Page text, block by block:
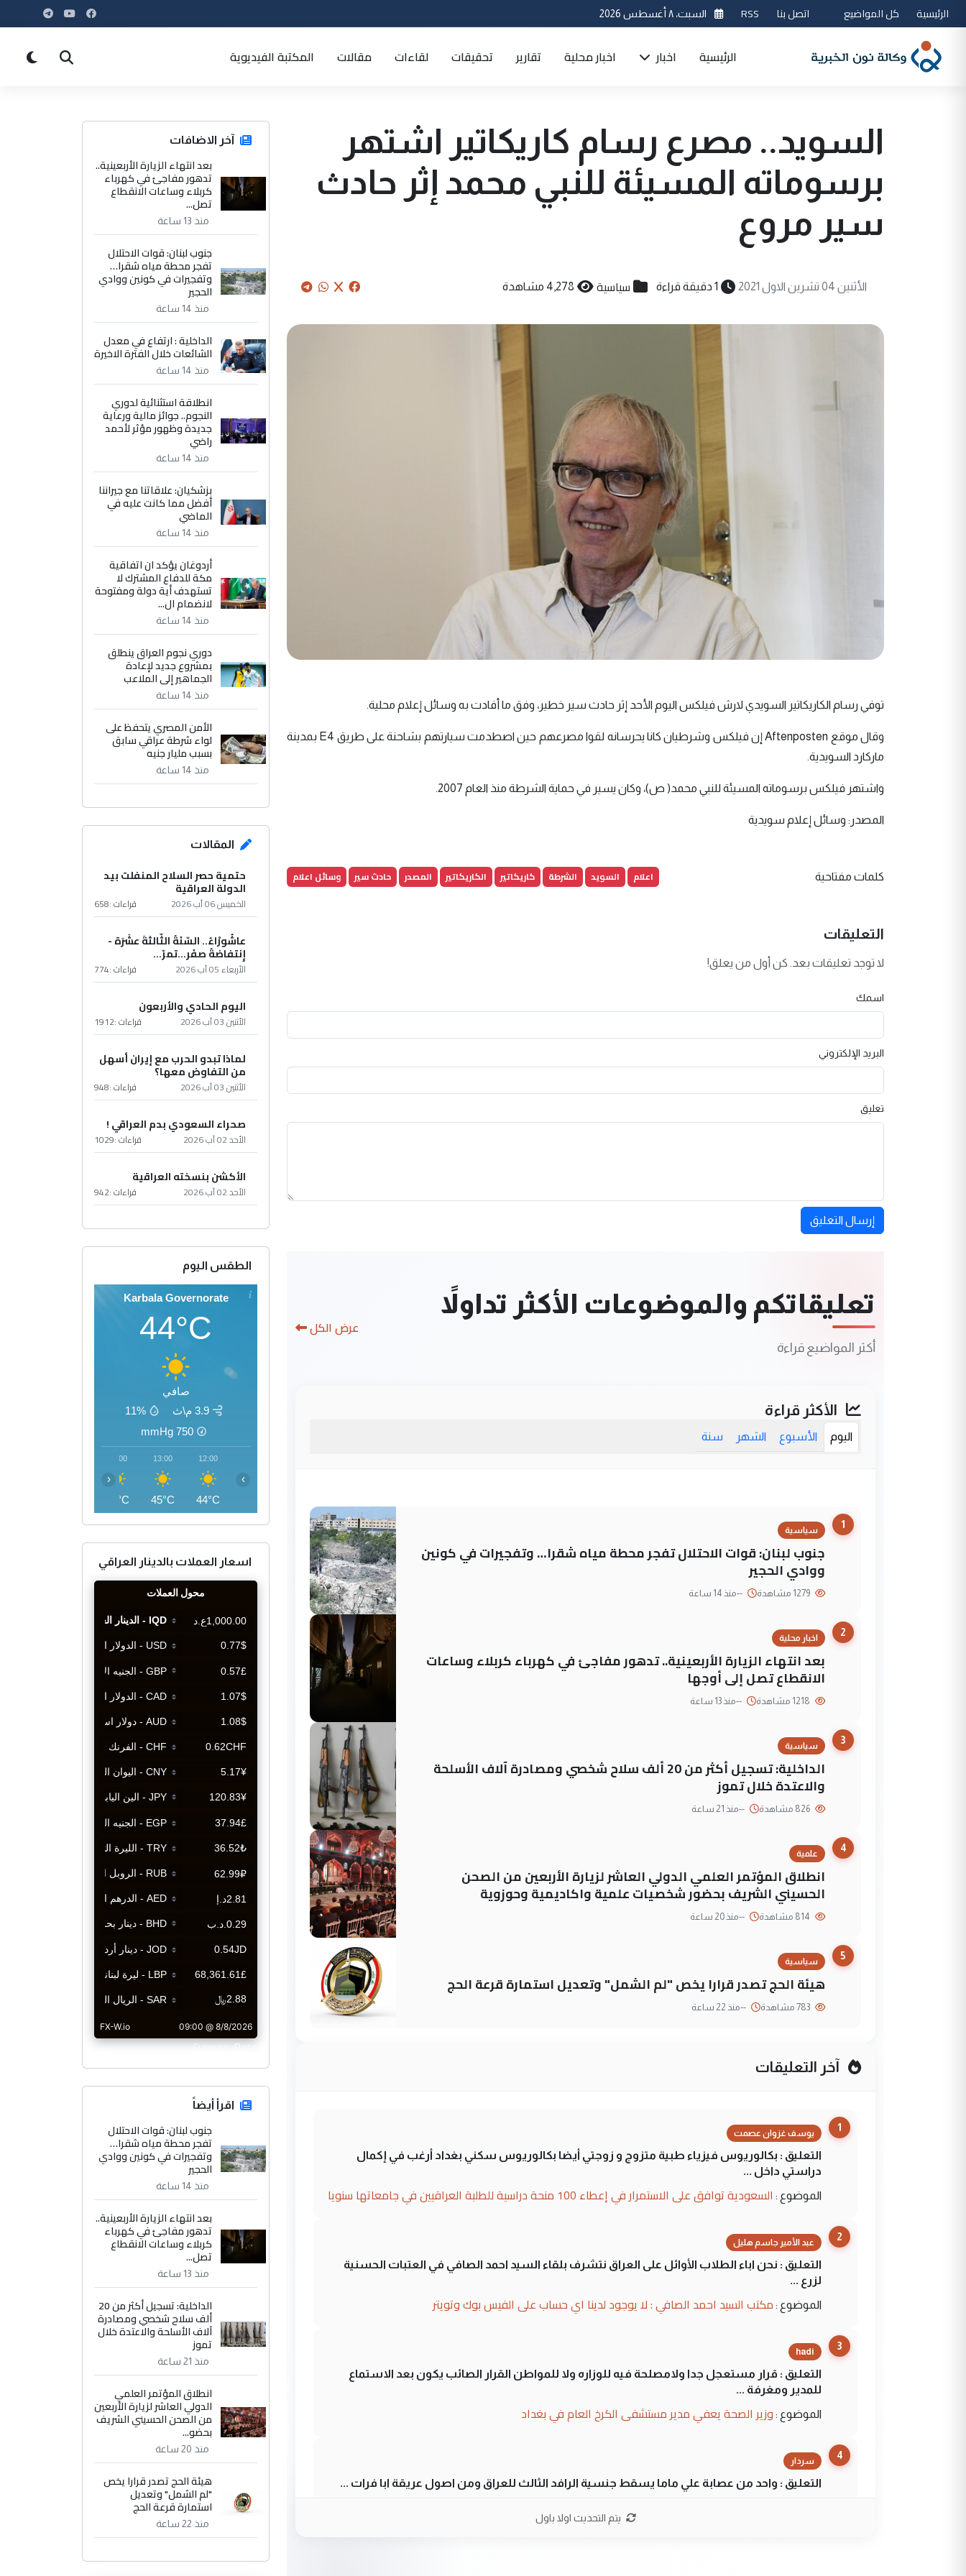
الرئيسية كل المواضيع اتصل بنا RSS السبت، ٨ أغسطس 2026
الرئيسية اخبار اخبار محلية تقارير تحقيقات لقاءات مقالات المكتبة الفيديوية
السويد.. مصرع رسام كاريكاتير اشتهر
برسوماته المسيئة للنبي محمد إثر حادث
سير مروع
الأثنين 04 تشرين الاول 2021 1 دقيقة قراءة سياسية 4,278 مشاهدة
توفي رسام الكاريكاتير السويدي لارش فيلكس اليوم الأحد إثر حادث سير خطير، وفق ما أفادت به وسائل إعلام محلية.
وقال موقع Aftenposten إن فيلكس وشرطيان كانا يحرسانه لقوا مصرعهم حين اصطدمت سيارتهم بشاحنة على طريق E4 بمدينة
ماركارد السويدية.
واشتهر فيلكس برسوماته المسيئة للنبي محمد( ص)، وكان يسير في حماية الشرطة منذ العام 2007.
المصدر: وسائل إعلام سويدية
كلمات مفتاحية اعلام السويد الشرطة كاريكاتير الكاريكاتير المصدر حادث سير وسائل اعلام
التعليقات
لا توجد تعليقات بعد. كن أول من يعلق!
اسمك
البريد الإلكتروني
تعليق
إرسال التعليق
تعليقاتكم والموضوعات الأكثر تداولاً
أكثر المواضيع قراءة
عرض الكل
الأكثر قراءة
اليوم الأسبوع الشهر سنة
1
سياسية
جنوب لبنان: قوات الاحتلال تفجر محطة مياه شقرا… وتفجيرات في كونين
ووادي الحجير
--منذ 14 ساعة
2
اخبار محلية
بعد انتهاء الزيارة الأربعينية.. تدهور مفاجئ في كهرباء كربلاء وساعات
الانقطاع تصل إلى أوجها
--منذ 13 ساعة
3
سياسية
الداخلية: تسجيل أكثر من 20 ألف سلاح شخصي ومصادرة آلاف الأسلحة
والاعتدة خلال تموز
--منذ 21 ساعة
4
علمية
انطلاق المؤتمر العلمي الدولي العاشر لزيارة الأربعين من الصحن
الحسيني الشريف بحضور شخصيات علمية واكاديمية وحوزوية
--منذ 20 ساعة
5
سياسية
هيئة الحج تصدر قرارا يخص "لم الشمل" وتعديل استمارة قرعة الحج
--منذ 22 ساعة
آخر التعليقات
1
يوسف غزوان عصمت
التعليق : بكالوريوس فيزياء طبية متزوج و زوجتي أيضا بكالوريوس سكني بغداد أرغب في إكمال
دراستي داخل ...
الموضوع : السعودية توافق على الاستمرار في إعطاء 100 منحة دراسية للطلبة العراقيين في جامعاتها سنويا
2
عبد الأمير جاسم هليل
التعليق : نحن اباء الطلاب الأوائل على العراق نتشرف بلقاء السيد احمد الصافي في العتبات الحسنية
لزرع ...
الموضوع : مكتب السيد احمد الصافي : لا يوجود لدينا اي حساب على الفيس بوك وتويتر
3
hadi
التعليق : قرار مستعجل جدا ولامصلحة فيه للوزاره ولا للمواطن القرار الصائب يكون بعد الاستماع
للمدير ومغرفة ...
الموضوع : وزير الصحة يعفي مدير مستشفى الكرخ العام في بغداد
4
سردار
التعليق : واحد من عصابة علي ماما يسقط جنسية الرافد الثالث للعراق ومن اصول عريقة ابا فرات ...
الجواهري يرد على صدام حسين سل مضجعيك يابن الزنا (نص كامل)
يتم التحديث اولا باول
آخر الاضافات
بعد انتهاء الزيارة الأربعينية..
تدهور مفاجئ في كهرباء
كربلاء وساعات الانقطاع
تصل...
منذ 13 ساعة
جنوب لبنان: قوات الاحتلال
تفجر محطة مياه شقرا…
وتفجيرات في كونين ووادي
الحجير
منذ 14 ساعة
الداخلية : ارتفاع في معدل
الشائعات خلال الفترة الاخيرة
منذ 14 ساعة
انطلاقة استثنائية لدوري
النجوم.. جوائز مالية ورعاية
جديدة وظهور مؤثر لأحمد
راضي
منذ 14 ساعة
بزشكيان: علاقاتنا مع جيراننا
أفضل مما كانت عليه في
الماضي
منذ 14 ساعة
أردوغان يؤكد ان اتفاقية
مكة للدفاع المشترك لا
تستهدف أية دولة ومفتوحة
لانضمام ال...
منذ 14 ساعة
دوري نجوم العراق ينطلق
بمشروع جديد لإعادة
الجماهير إلى الملاعب
منذ 14 ساعة
الأمن المصري يتحفظ على
لواء شرطة عراقي سابق
بسبب مليار جنيه
منذ 14 ساعة
المقالات
حتمية حصر السلاح المنفلت بيد
الدولة العراقية
الخميس 06 آب 2026 قراءات :658
عاشُورْاءُ.. السّنَةُ الثّالثةَ عشَرَة -
إِنتفاضةُ صفَر…تمرّ...
الأربعاء 05 آب 2026 قراءات :774
اليوم الحادي والأربعون
الأثنين 03 آب 2026 قراءات :1912
لماذا تبدو الحرب مع إيران أسهل
من التفاوض معها؟
الأثنين 03 آب 2026 قراءات :948
صحراء السعودي بدم العراقي !
الأحد 02 آب 2026 قراءات :1029
الأكشن بنسخته العراقية
الأحد 02 آب 2026 قراءات :942
الطقس اليوم
Karbala Governorate
44°C
صافي
3.9 م\ث
11%
750
mmHg
12:00
44°C
13:00
45°C
14:00
45°C
‹ ›
اسعار العملات بالدينار العراقي
CurrencyRate
اقرأ أيضاً
جنوب لبنان: قوات الاحتلال
تفجر محطة مياه شقرا…
وتفجيرات في كونين ووادي
الحجير
منذ 14 ساعة
بعد انتهاء الزيارة الأربعينية..
تدهور مفاجئ في كهرباء
كربلاء وساعات الانقطاع
تصل...
منذ 13 ساعة
الداخلية: تسجيل أكثر من 20
ألف سلاح شخصي ومصادرة
آلاف الأسلحة والاعتدة خلال
تموز
منذ 21 ساعة
انطلاق المؤتمر العلمي
الدولي العاشر لزيارة الأربعين
من الصحن الحسيني الشريف
بحضو...
منذ 20 ساعة
هيئة الحج تصدر قرارا يخص
"لم الشمل" وتعديل
استمارة قرعة الحج
منذ 22 ساعة